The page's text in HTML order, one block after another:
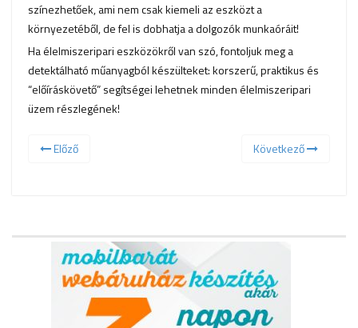
színezhetőek, ami nem csak kiemeli az eszközt a
környezetéből, de fel is dobhatja a dolgozók munkaóráit!
Ha élelmiszeripari eszközökről van szó, fontoljuk meg a
detektálható műanyagból készülteket: korszerű, praktikus és
“előíráskövető” segítségei lehetnek minden élelmiszeripari
üzem részlegének!
Előző Következő